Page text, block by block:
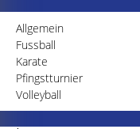
Allgemein
Fussball
Karate
Pfingstturnier
Volleyball